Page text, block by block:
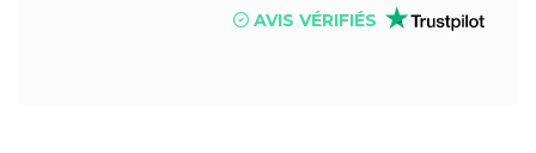
AVIS VÉRIFIÉS